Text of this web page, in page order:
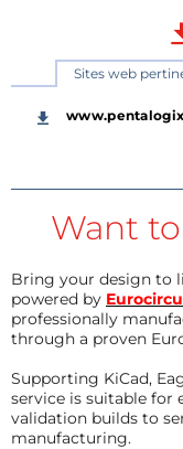
Sites web
Want
Bring your design to
powered by
professionally
through a proven
Supporting KiCad,
service is suitable
validation builds to
manufacturing.